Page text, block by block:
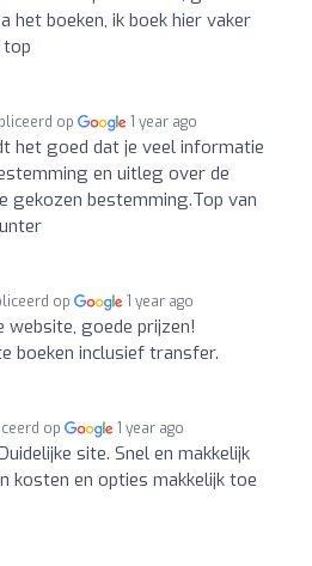
het boeken, ik boek hier vaker
top
op 1 year ago
het goed dat je veel informatie
en uitleg over de
gekozen bestemming.Top van
op 1 year ago
website, goede prijzen!
boeken inclusief transfer.
op 1 year ago
site. Snel en makkelijk
kosten en opties makkelijk toe